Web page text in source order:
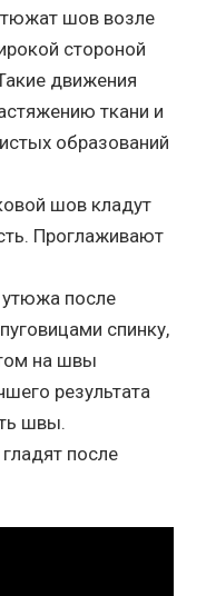
шов возле
стороной
движения
ткани и
образований
шов кладут
Проглаживают
после
спинку,
на швы
результата
швы.
после